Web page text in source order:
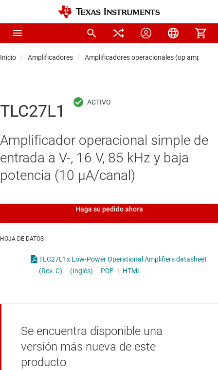
Inicio Amplificadores Amplificadores operacionales (op amps)
TLC27L1
Amplificador operacional simple de
entrada a V-, 16 V, 85 kHz y baja
potencia (10 μA/canal)
Haga su pedido ahora
HOJA DE DATOS
TLC27L1x Low-Power Operational Amplifiers datasheet
(Rev. C)
(Inglés) PDF | HTML
Se encuentra disponible una
versión más nueva de este
producto